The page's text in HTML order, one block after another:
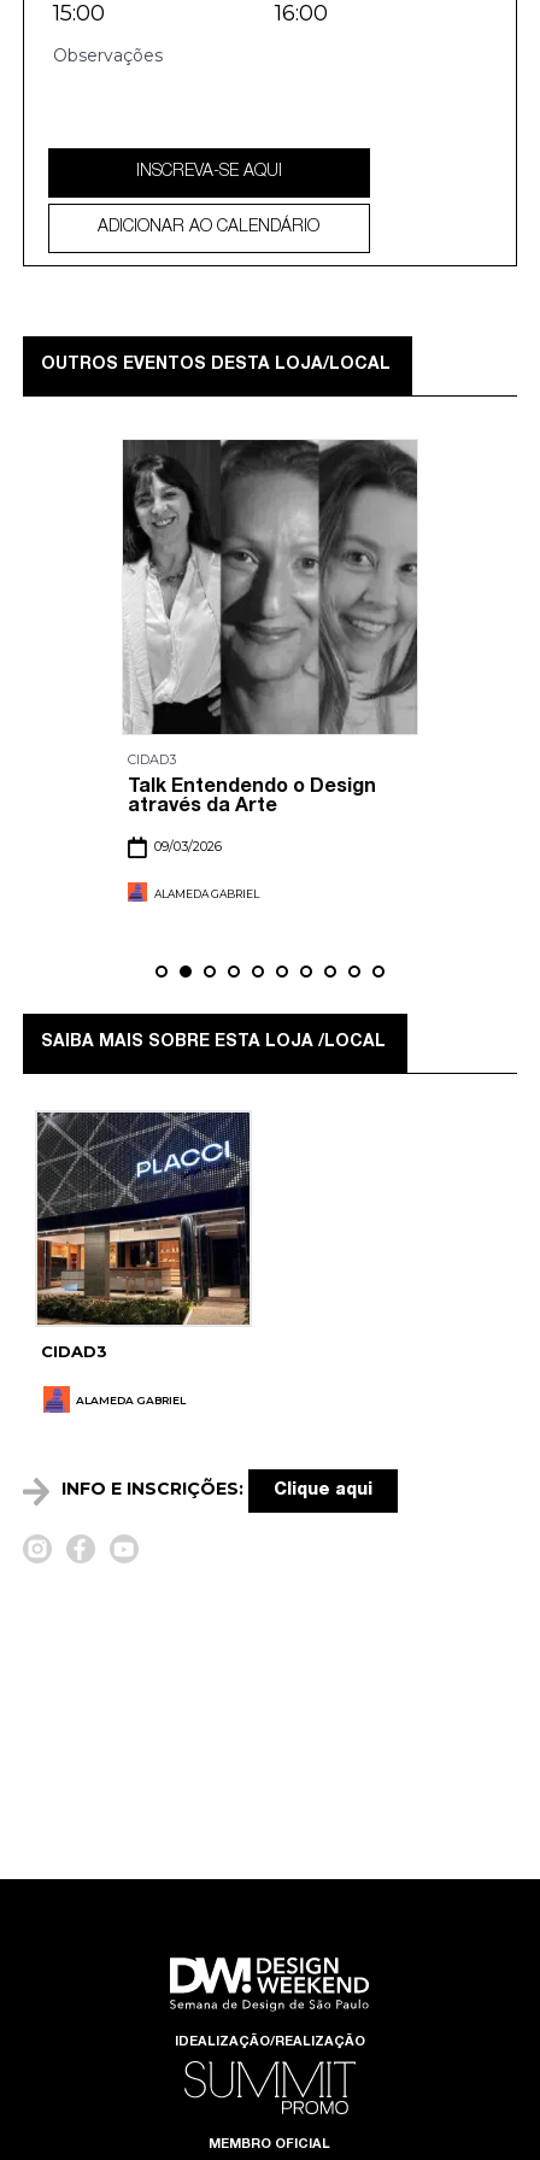
15:00 16:00
INSCREVA-SE AQUI
ADICIONAR AO CALENDÁRIO
OUTROS EVENTOS DESTA LOJA/LOCAL
CIDAD3
Talk Entendendo o Design
através da Arte
09/03/2026
ALAMEDA GABRIEL
SAIBA MAIS SOBRE ESTA LOJA /LOCAL
CIDAD3
ALAMEDA GABRIEL
INFO E INSCRIÇÕES: Clique aqui
IDEALIZAÇÃO/REALIZAÇÃO
MEMBRO OFICIAL